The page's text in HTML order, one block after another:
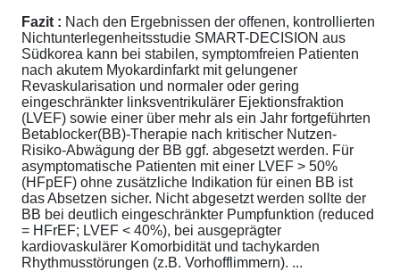
Fazit : Nach den Ergebnissen der offenen, kontrollierten
Nichtunterlegenheitsstudie SMART-DECISION aus
Südkorea kann bei stabilen, symptomfreien Patienten
nach akutem Myokardinfarkt mit gelungener
Revaskularisation und normaler oder gering
eingeschränkter linksventrikulärer Ejektionsfraktion
(LVEF) sowie einer über mehr als ein Jahr fortgeführten
Betablocker(BB)-Therapie nach kritischer Nutzen-
Risiko-Abwägung der BB ggf. abgesetzt werden. Für
asymptomatische Patienten mit einer LVEF > 50%
(HFpEF) ohne zusätzliche Indikation für einen BB ist
das Absetzen sicher. Nicht abgesetzt werden sollte der
BB bei deutlich eingeschränkter Pumpfunktion (reduced
= HFrEF; LVEF < 40%), bei ausgeprägter
kardiovaskulärer Komorbidität und tachykarden
Rhythmusstörungen (z.B. Vorhofflimmern). ...